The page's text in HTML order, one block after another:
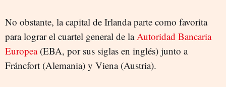
No obstante, la capital de Irlanda parte como favorita
para lograr el cuartel general de laAutoridad Bancaria
Europea(EBA, por sus siglas en inglés) junto a
Fráncfort (Alemania) y Viena (Austria).